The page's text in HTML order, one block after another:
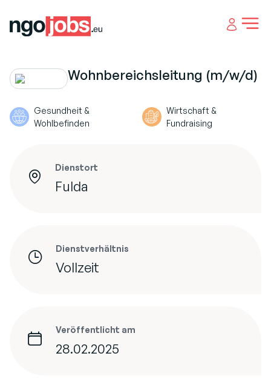
Open
Wohnbereichsleitung (m/w/d)
Gesundheit &
Wohlbefinden
Wirtschaft &
Fundraising
Dienstort
Fulda
Dienstverhältnis
Vollzeit
Veröffentlicht am
28.02.2025